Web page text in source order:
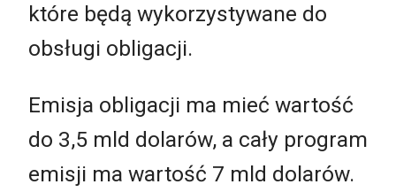
które będą wykorzystywane do
obsługi obligacji.
Emisja obligacji ma mieć wartość
do 3,5 mld dolarów, a cały program
emisji ma wartość 7 mld dolarów.